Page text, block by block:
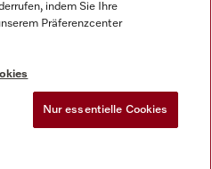
indem Sie Ihre
Präferenzcenter
Nur essentielle Cookies